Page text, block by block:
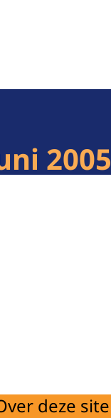
2005
deze site